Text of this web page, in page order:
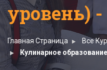
уровень)
Главная Страница Все
Кулинарное